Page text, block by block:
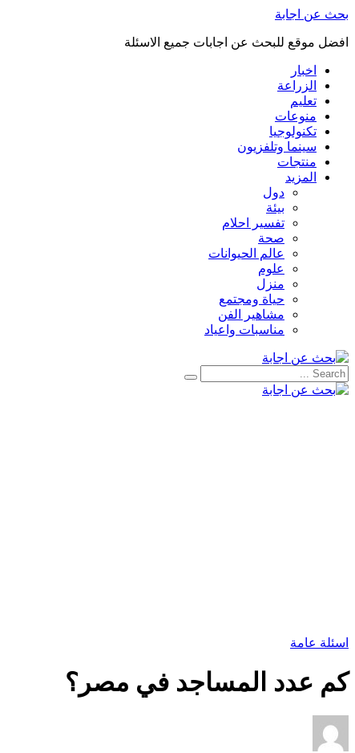
بحث عن اجابة
افضل موقع للبحث عن اجابات جميع الاسئلة
اخبار
الزراعة
تعليم
منوعات
تكنولوجيا
سينما وتلفزيون
منتجات
المزيد
دول
بيئة
تفسير احلام
صحة
عالم الحيوانات
علوم
منزل
حياة ومجتمع
مشاهير الفن
مناسبات واعياد
اسئلة عامة
كم عدد المساجد في مصر؟